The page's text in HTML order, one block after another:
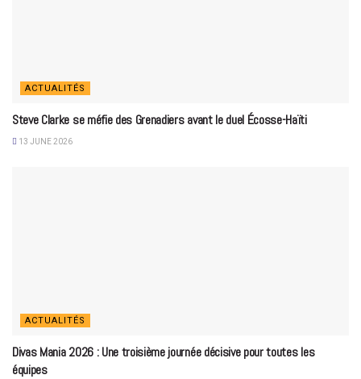
ACTUALITÉS
Steve Clarke se méfie des Grenadiers avant le duel Écosse-Haïti
13 JUNE 2026
ACTUALITÉS
Divas Mania 2026 : Une troisième journée décisive pour toutes les
équipes